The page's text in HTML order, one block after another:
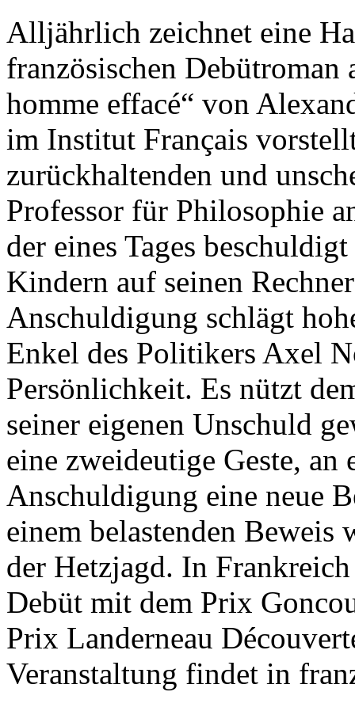
Alljährlich zeichnet eine
französischen Debütroman
homme effacé“ von
im Institut Français
zurückhaltenden und
Professor für Philosophie
der eines Tages
Kindern auf seinen
Anschuldigung schlägt
Enkel des Politikers Axel
Persönlichkeit. Es nützt
seiner eigenen Unschuld
eine zweideutige Geste,
Anschuldigung eine neue
einem belastenden
der Hetzjagd. In
Debüt mit dem Prix
Prix Landerneau
Veranstaltung findet in